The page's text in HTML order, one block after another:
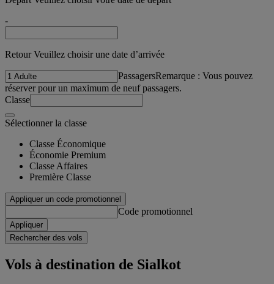
-
Retour Veuillez choisir une date d’arrivée
PassagersRemarque : Vous pouvez
réserver pour un maximum de neuf passagers.
Classe
Sélectionner la classe
Classe Économique
Économie Premium
Classe Affaires
Première Classe
Appliquer un code promotionnel
Code promotionnel
Appliquer
Rechercher des vols
Vols à destination de Sialkot